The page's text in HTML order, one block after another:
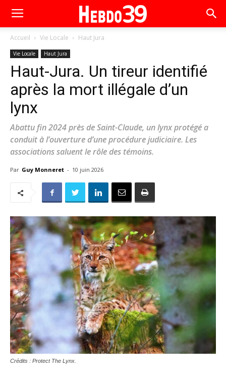
Accueil Vie Locale Haut Jura
Vie Locale Haut Jura
Haut-Jura. Un tireur identifié
après la mort illégale d’un
lynx
Abattu fin 2024 près de Saint-Claude, un lynx protégé a
conduit à l’ouverture d’une procédure judiciaire. Les
associations saluent le rôle des témoins.
Par Guy Monneret - 10 juin 2026
Crédits : Protect The Lynx.